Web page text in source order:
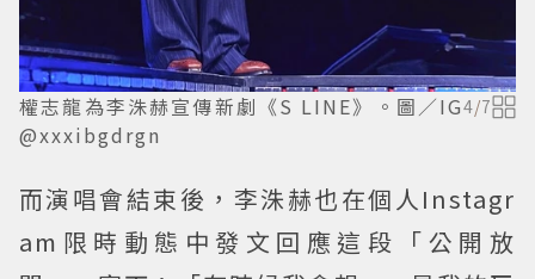
權志龍為李洙赫宣傳新劇《S LINE》。圖／IG
@xxxibgdrgn
4/7
而演唱會結束後，李洙赫也在個人Instagr
am限時動態中發文回應這段「公開放